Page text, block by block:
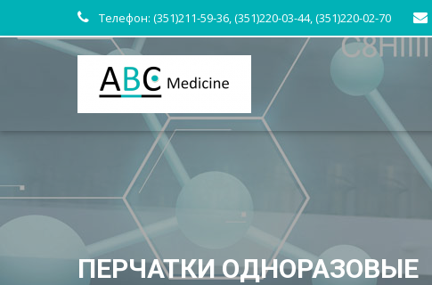
Телефон: (351)211-59-36, (351)220-03-44, (351)220-02-70
ПЕРЧАТКИ ОДНОРАЗОВЫЕ